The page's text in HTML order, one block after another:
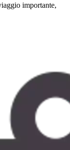
importante,